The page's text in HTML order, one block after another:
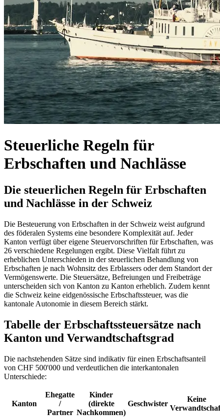
Steuerliche Regeln für
Erbschaften und Nachlässe
Die steuerlichen Regeln für Erbschaften
und Nachlässe in der Schweiz
Die Besteuerung von Erbschaften in der Schweiz weist aufgrund
des föderalen Systems eine besondere Komplexität auf. Jeder
Kanton verfügt über eigene Steuervorschriften für Erbschaften, was
26 verschiedene Regelungen ergibt. Diese Vielfalt führt zu
erheblichen Unterschieden in der steuerlichen Behandlung von
Erbschaften je nach Wohnsitz des Erblassers oder dem Standort der
Vermögenswerte. Die Steuersätze, Befreiungen und Freibeträge
unterscheiden sich von Kanton zu Kanton erheblich. Zudem kennt
die Schweiz keine eidgenössische Erbschaftssteuer, was die
kantonale Autonomie in diesem Bereich stärkt.
Tabelle der Erbschaftssteuersätze nach
Kanton und Verwandtschaftsgrad
Die nachstehenden Sätze sind indikativ für einen Erbschaftsanteil
von CHF 500'000 und verdeutlichen die interkantonalen
Unterschiede:
Kanton
Ehegatte
/
Partner
Kinder
(direkte
Nachkommen)
Geschwister
Keine